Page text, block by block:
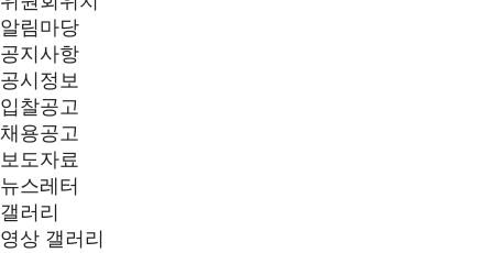
알림마당
공지사항
공시정보
입찰공고
채용공고
보도자료
뉴스레터
갤러리
영상 갤러리